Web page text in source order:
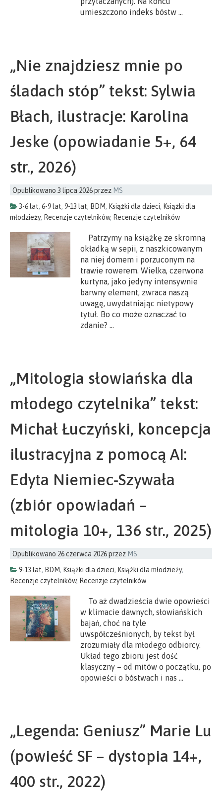
umieszczono indeks bóstw …
„Nie znajdziesz mnie po
śladach stóp” tekst: Sylwia
Błach, ilustracje: Karolina
Jeske (opowiadanie 5+, 64
str., 2026)
Opublikowano 3 lipca 2026przez MS
3-6 lat, 6-9 lat, 9-13 lat, BDM, Książki dla dzieci, Książki dla
młodzieży, Recenzje czytelników, Recenzje czytelników
Patrzymy na książkę ze skromną
okładką w sepii, z naszkicowanym
na niej domem i porzuconym na
trawie rowerem. Wielka, czerwona
kurtyna, jako jedyny intensywnie
barwny element, zwraca naszą
uwagę, uwydatniając nietypowy
tytuł. Bo co może oznaczać to
zdanie? …
„Mitologia słowiańska dla
młodego czytelnika” tekst:
Michał Łuczyński, koncepcja
ilustracyjna z pomocą AI:
Edyta Niemiec-Szywała
(zbiór opowiadań –
mitologia 10+, 136 str., 2025)
Opublikowano 26 czerwca 2026przez MS
9-13 lat, BDM, Książki dla dzieci, Książki dla młodzieży,
Recenzje czytelników, Recenzje czytelników
To aż dwadzieścia dwie opowieści
w klimacie dawnych, słowiańskich
bajań, choć na tyle
uwspółcześnionych, by tekst był
zrozumiały dla młodego odbiorcy.
Układ tego zbioru jest dość
klasyczny – od mitów o początku, po
opowieści o bóstwach i nas …
„Legenda: Geniusz” Marie Lu
(powieść SF – dystopia 14+,
400 str., 2022)